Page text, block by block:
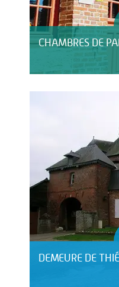
CHAMBRES DE
DEMEURE DE